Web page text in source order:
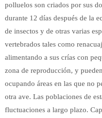
polluelos son criados por sus
durante 12 días después de la
de insectos y de otras varias
vertebrados tales como
alimentando a sus crías con
zona de reproducción, y
ocupando áreas en las que no
otra ave. Las poblaciones de
fluctuaciones a largo plazo.